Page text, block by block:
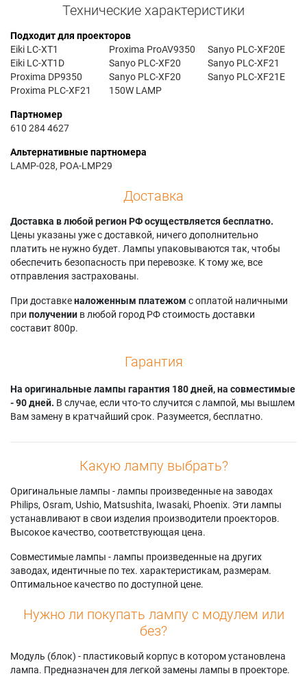
Технические характеристики
Подходит для проекторов
Eiki LC-XT1
Eiki LC-XT1D
Proxima DP9350
Proxima PLC-XF21
Proxima ProAV9350
Sanyo PLC-XF20
Sanyo PLC-XF20
150W LAMP
Sanyo PLC-XF20E
Sanyo PLC-XF21
Sanyo PLC-XF21E
Партномер
610 284 4627
Альтернативные партномера
LAMP-028, POA-LMP29
Доставка
Доставка в любой регион РФ осуществляется бесплатно.
Цены указаны уже с доставкой, ничего дополнительно
платить не нужно будет. Лампы упаковываются так, чтобы
обеспечить безопасность при перевозке. К тому же, все
отправления застрахованы.
При доставкеналоженным платежом с оплатой наличными
при получении в любой город РФ стоимость доставки
составит 800р.
Гарантия
На оригинальные лампы гарантия 180 дней, на совместимые
- 90 дней. В случае, если что-то случится с лампой, мы вышлем
Вам замену в кратчайший срок. Разумеется, бесплатно.
Какую лампу выбрать?
Оригинальные лампы - лампы произведенные на заводах
Philips, Osram, Ushio, Matsushita, Iwasaki, Phoenix. Эти лампы
устанавливают в свои изделия производители проекторов.
Высокое качество, соответствующая цена.
Совместимые лампы - лампы произведенные на других
заводах, идентичные по тех. характеристикам, размерам.
Оптимальное качество по доступной цене.
Нужно ли покупать лампу с модулем или
без?
Модуль (блок) - пластиковый корпус в котором установлена
лампа. Предназначен для легкой замены лампы в проекторе.